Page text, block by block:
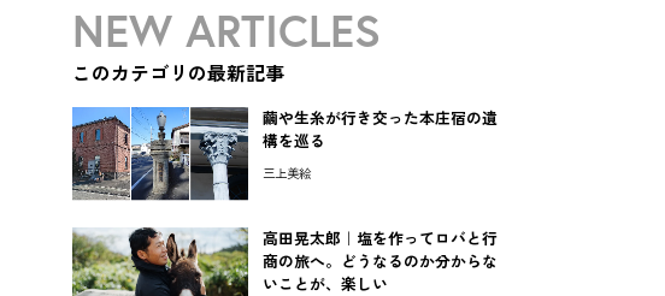
NEW ARTICLES
このカテゴリの最新記事
繭や生糸が行き交った本庄宿の遺
構を巡る
三上美絵
高田晃太郎｜塩を作ってロバと行
商の旅へ。どうなるのか分からな
いことが、楽しい